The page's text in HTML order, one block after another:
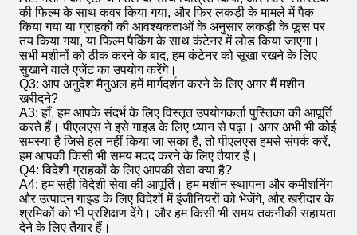
की फिल्म के साथ कवर किया गया, और फिर लकड़ी के मामले में पैक
किया गया या ग्राहकों की आवश्यकताओं के अनुसार लकड़ी के फूस पर
तय किया गया, या फिल्म पैकिंग के साथ कंटेनर में लोड किया जाएगा।
सभी मशीनों को ठीक करने के बाद, हम कंटेनर को सूखा रखने के लिए
सुखाने वाले एजेंट का उपयोग करेंगे।
Q3: आप अनुदेश मैनुअल हमें मार्गदर्शन करने के लिए अगर मैं मशीन
खरीदने?
A3: हाँ, हम आपके संदर्भ के लिए विस्तृत उपयोगकर्ता पुस्तिका की आपूर्ति
करते हैं। पीएलएस ने इसे गाइड के लिए ध्यान से पढ़ा। अगर अभी भी कोई
समस्या है जिसे हल नहीं किया जा सका है, तो पीएलएस हमसे संपर्क करें,
हम आपकी किसी भी समय मदद करने के लिए तैयार हैं।
Q4: विदेशी ग्राहकों के लिए आपकी सेवा क्या है?
A4: हम सही विदेशी सेवा की आपूर्ति। हम मशीन स्थापना और कमीशनिंग
और उत्पादन गाइड के लिए विदेशों में इंजीनियरों को भेजेंगे, और खरीदार के
श्रमिकों को भी प्रशिक्षण देंगे। और हम किसी भी समय तकनीकी सहायता
देने के लिए तैयार हैं।